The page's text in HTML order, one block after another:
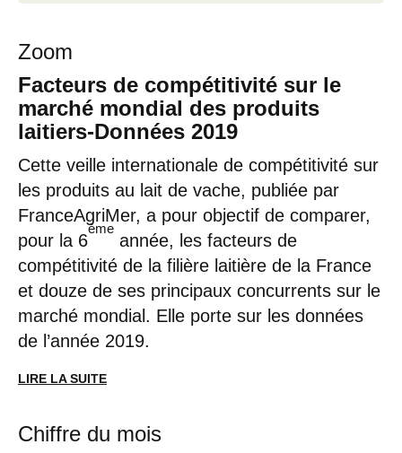
Zoom
Facteurs de compétitivité sur le
marché mondial des produits
laitiers-Données 2019
Cette veille internationale de compétitivité sur
les produits au lait de vache, publiée par
FranceAgriMer, a pour objectif de comparer,
pour la 6
ème
année, les facteurs de
compétitivité de la filière laitière de la France
et douze de ses principaux concurrents sur le
marché mondial. Elle porte sur les données
de l’année 2019.
LIRE LA SUITE
Chiffre du mois